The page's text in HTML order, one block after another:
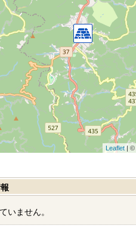
Leaflet| ©
いません。